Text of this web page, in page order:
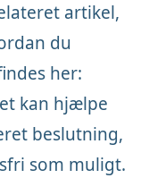
artikel,
du
her:
kan hjælpe
beslutning,
som muligt.